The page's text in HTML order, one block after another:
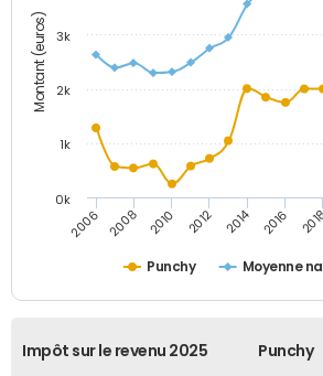
Montant (euros)
Punchy Moyenne
2006 2008 2010 2012 2014 2016
0k
1k
2k
3k
Impôt sur le revenu 2025 Punchy